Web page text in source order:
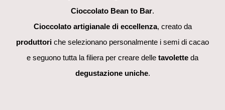
Cioccolato Bean to Bar.
Cioccolato artigianale di eccellenza, creato da
produttori che selezionano personalmente i semi di cacao
e seguono tutta la filiera per creare delle tavolette da
degustazione uniche.